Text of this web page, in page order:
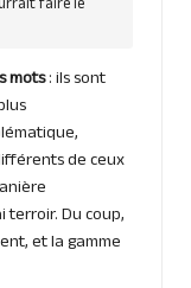
faire le
mots: ils sont
de ceux
Du coup,
et la gamme